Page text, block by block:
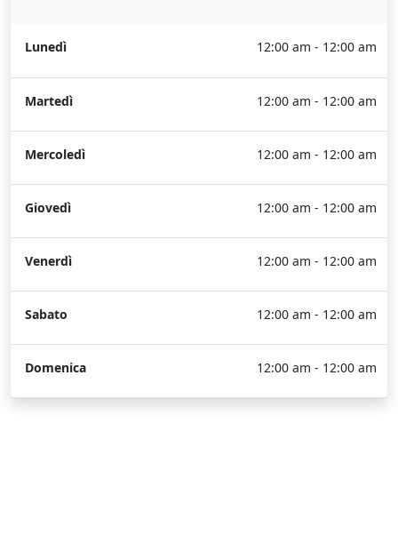
Lunedì 12:00 am - 12:00 am
Martedì 12:00 am - 12:00 am
Mercoledì 12:00 am - 12:00 am
Giovedì 12:00 am - 12:00 am
Venerdì 12:00 am - 12:00 am
Sabato 12:00 am - 12:00 am
Domenica 12:00 am - 12:00 am